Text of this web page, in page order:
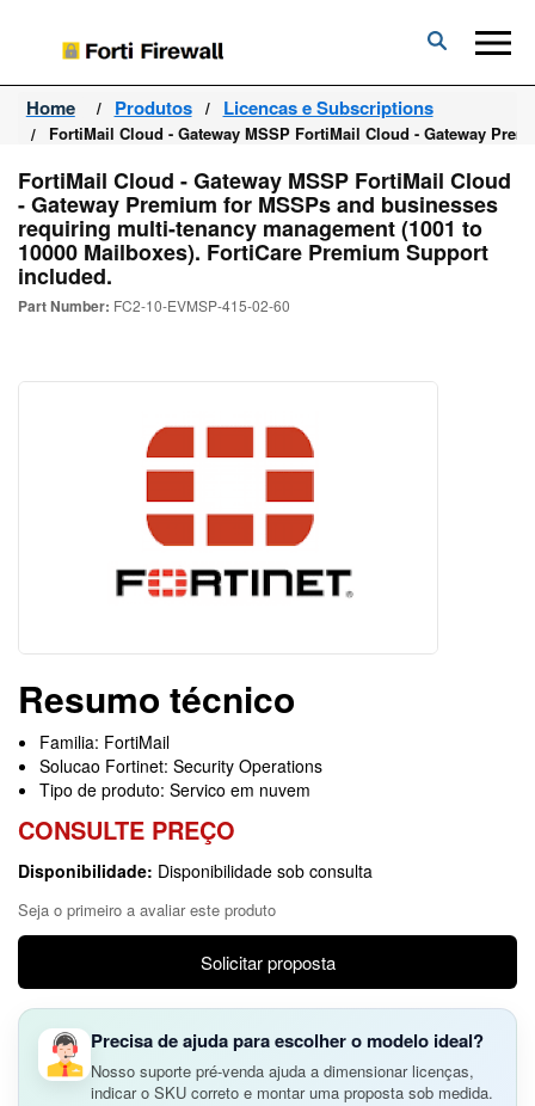
Forti
Firewall
Home Produtos Licencas e Subscriptions
FortiMail Cloud - Gateway MSSP FortiMail Cloud - Gateway
FortiMail Cloud - Gateway MSSP FortiMail Cloud
- Gateway Premium for MSSPs and businesses
requiring multi-tenancy management (1001 to
10000 Mailboxes). FortiCare Premium Support
included.
Part Number: FC2-10-EVMSP-415-02-60
Resumo técnico
Familia: FortiMail
Solucao Fortinet: Security Operations
Tipo de produto: Servico em nuvem
CONSULTE PREÇO
Disponibilidade: Disponibilidade sob consulta
Seja o primeiro a avaliar este produto
Solicitar proposta
Precisa de ajuda para escolher o modelo ideal?
Nosso suporte pré-venda ajuda a dimensionar licenças,
indicar o SKU correto e montar uma proposta sob medida.